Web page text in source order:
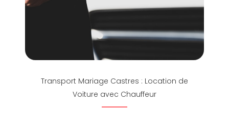
Transport Mariage Castres : Location de
Voiture avec Chauffeur